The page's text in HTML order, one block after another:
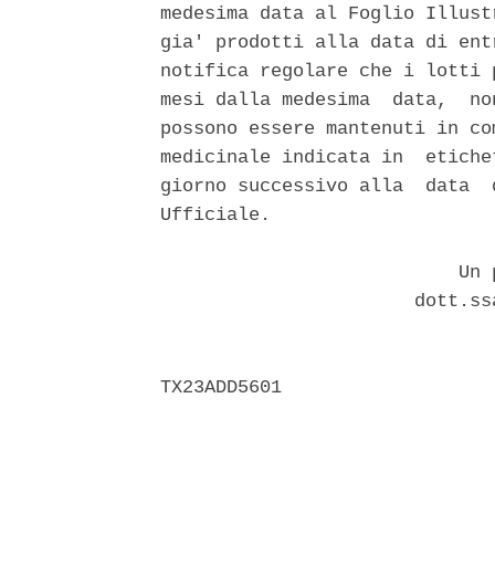
medesima data al Foglio
gia' prodotti alla data di
notifica regolare che i lotti
mesi dalla medesima  data,
possono essere mantenuti in
medicinale indicata in
giorno successivo alla  data
Ufficiale.
Un